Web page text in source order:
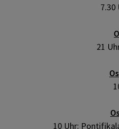
21
10 Uhr: